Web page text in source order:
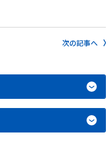
次の記事へ